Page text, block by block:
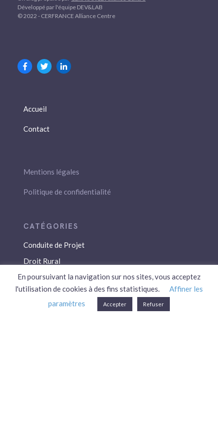
Développé par l'équipe DEV&LAB
© 2022 - CERFRANCE Alliance Centre
Accueil
Contact
Mentions légales
Politique de confidentialité
Conduite de Projet
Droit Rural
Droit Social
Économie / Gestion
Environnement
En poursuivant la navigation sur nos sites, vous acceptez
l'utilisation de cookies à des fins statistiques.
Affiner les
paramètres
Accepter Refuser